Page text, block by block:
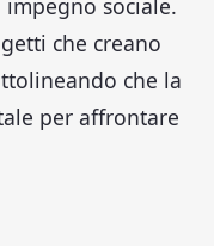
sociale.
che creano
che la
per affrontare